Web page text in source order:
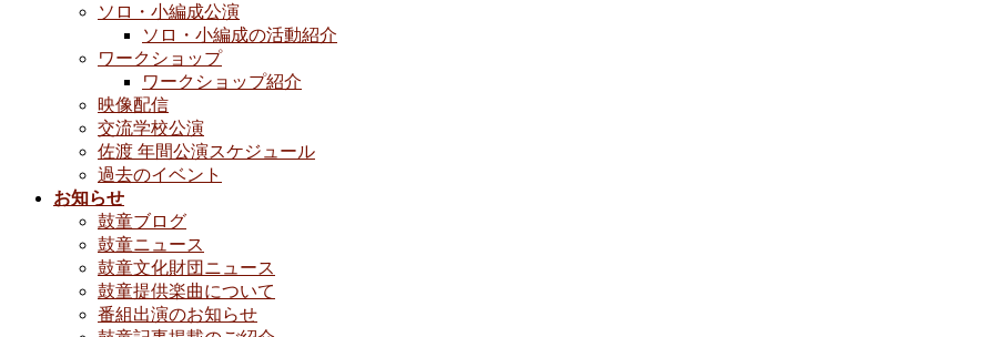
ソロ・小編成公演
ソロ・小編成の活動紹介
ワークショップ
ワークショップ紹介
映像配信
交流学校公演
佐渡 年間公演スケジュール
過去のイベント
お知らせ
鼓童ブログ
鼓童ニュース
鼓童文化財団ニュース
鼓童提供楽曲について
番組出演のお知らせ